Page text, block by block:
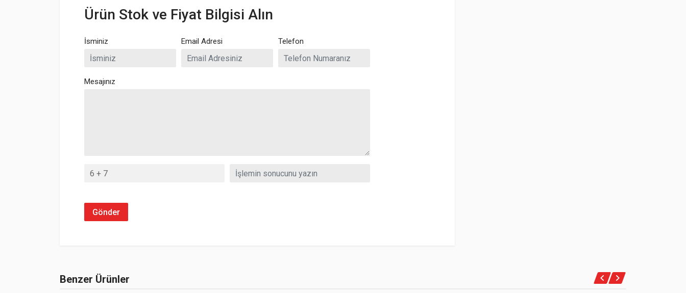
Ürün Stok ve Fiyat Bilgisi Alın
İsminiz Email Adresi Telefon
Mesajınız
Gönder
Benzer Ürünler